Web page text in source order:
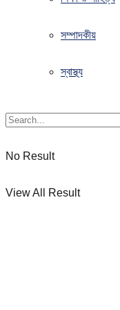
সম্পাদকীয়
স্বাস্থ্য
No Result
View All Result